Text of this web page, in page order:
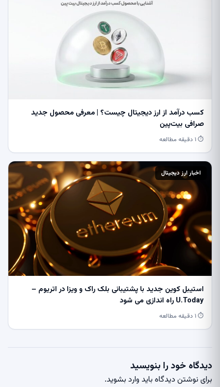
کسب درآمد از ارز دیجیتال چیست؟ | معرفی محصول جدید
صرافی بیت‌پین
⏱ ۱ دقیقه مطالعه
اخبار ارز دیجیتال
استیبل کوین جدید با پشتیبانی بلک راک و ویزا در اتریوم –
U.Today راه اندازی می شود
⏱ ۱ دقیقه مطالعه
دیدگاه خود را بنویسید
برای نوشتن دیدگاه باید وارد بشوید.